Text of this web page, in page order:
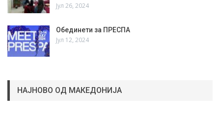
Јул 26, 2024
Обединети за ПРЕСПА
Јул 12, 2024
НАЈНОВО ОД МАКЕДОНИЈА